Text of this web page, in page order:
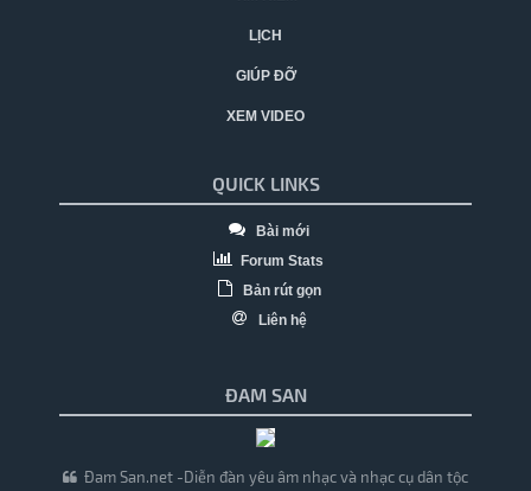
LỊCH
GIÚP ĐỠ
XEM VIDEO
QUICK LINKS
Bài mới
Forum Stats
Bản rút gọn
Liên hệ
ĐAM SAN
Đam San.net -Diễn đàn yêu âm nhạc và nhạc cụ dân tộc